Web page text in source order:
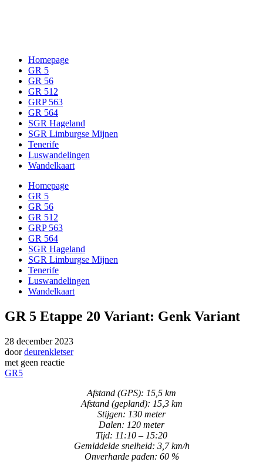
Homepage
GR 5
GR 56
GR 512
GRP 563
GR 564
SGR Hageland
SGR Limburgse Mijnen
Tenerife
Luswandelingen
Wandelkaart
Homepage
GR 5
GR 56
GR 512
GRP 563
GR 564
SGR Hageland
SGR Limburgse Mijnen
Tenerife
Luswandelingen
Wandelkaart
GR 5 Etappe 20 Variant: Genk Variant
28 december 2023
door deurenkletser
met geen reactie
GR5
Afstand (GPS): 15,5 km
Afstand (gepland): 15,3 km
Stijgen: 130 meter
Dalen: 120 meter
Tijd: 11:10 – 15:20
Gemiddelde snelheid: 3,7 km/h
Onverharde paden: 60 %